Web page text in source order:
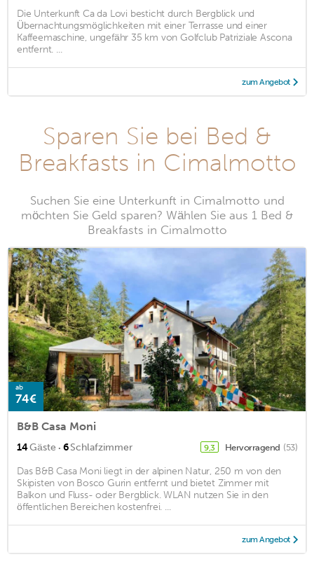
Die Unterkunft Ca da Lovi besticht durch Bergblick und
Übernachtungsmöglichkeiten mit einer Terrasse und einer
Kaffeemaschine, ungefähr 35 km von Golfclub Patriziale Ascona
entfernt. ...
zum Angebot
Sparen Sie bei Bed &
Breakfasts in Cimalmotto
Suchen Sie eine Unterkunft in Cimalmotto und
möchten Sie Geld sparen? Wählen Sie aus 1 Bed &
Breakfasts in Cimalmotto
ab
74€
B&B Casa Moni
14Gäste · 6Schlafzimmer 9,3 Hervorragend (53)
Das B&B Casa Moni liegt in der alpinen Natur, 250 m von den
Skipisten von Bosco Gurin entfernt und bietet Zimmer mit
Balkon und Fluss- oder Bergblick. WLAN nutzen Sie in den
öffentlichen Bereichen kostenfrei. ...
zum Angebot